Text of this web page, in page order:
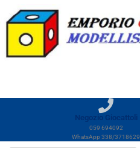
Negozio Giocattoli
059 694092
WhatsApp 338/3718629
Home Prodotti Piko
Piko